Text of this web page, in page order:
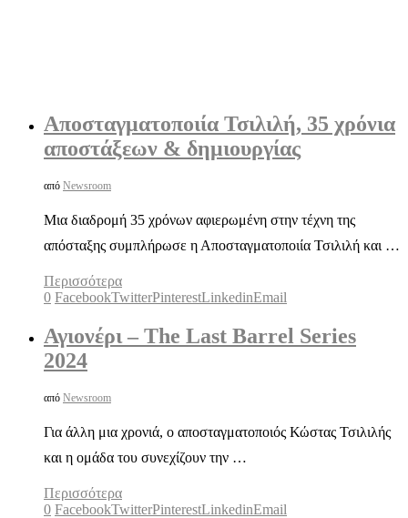
Αποσταγματοποιία Τσιλιλή, 35 χρόνια
αποστάξεων & δημιουργίας
από Newsroom
Μια διαδρομή 35 χρόνων αφιερωμένη στην τέχνη της
απόσταξης συμπλήρωσε η Αποσταγματοποιία Τσιλιλή και …
Περισσότερα
0 FacebookTwitterPinterestLinkedinEmail
Αγιονέρι – The Last Barrel Series
2024
από Newsroom
Για άλλη μια χρονιά, ο αποσταγματοποιός Κώστας Τσιλιλής
και η ομάδα του συνεχίζουν την …
Περισσότερα
0 FacebookTwitterPinterestLinkedinEmail